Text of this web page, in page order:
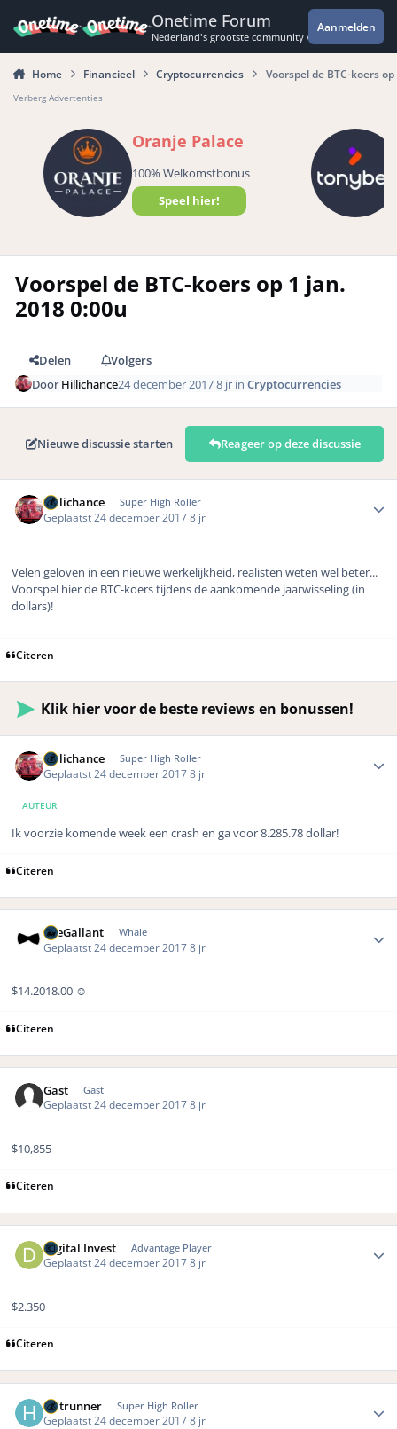
Onetime Forum
Nederland's grootste community voor de
Aanmelden
Home Financieel Cryptocurrencies Voorspel de BTC-koers
Verberg Advertenties
Oranje Palace
100% Welkomstbonus
Speel hier!
Voorspel de BTC-koers op 1 jan.
2018 0:00u
Delen
Volgers
DoorHillichance24 december 20178 jr inCryptocurrencies
Nieuwe discussie starten Reageer op deze discussie
Hillichance Super High Roller
Geplaatst 24 december 20178 jr
Velen geloven in een nieuwe werkelijkheid, realisten weten wel beter...
Voorspel hier de BTC-koers tijdens de aankomende jaarwisseling (in
dollars)!
Citeren
Klik hier voor de beste reviews en bonussen!
Hillichance Super High Roller
Geplaatst 24 december 20178 jr
AUTEUR
Ik voorzie komende week een crash en ga voor 8.285.78 dollar!
Citeren
TheGallant Whale
Geplaatst 24 december 20178 jr
$14.2018.00 ☺️
Citeren
Gast Gast
Geplaatst24 december 20178 jr
$10,855
Citeren
Digital Invest Advantage Player
Geplaatst24 december 20178 jr
$2.350
Citeren
Hotrunner Super High Roller
Geplaatst24 december 20178 jr